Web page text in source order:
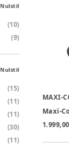
Nulstil
(10)
(9)
Nulstil
(15)
(11)
(11)
(30)
(11)
MAXI-